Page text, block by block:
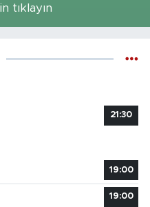
tıklayın
21:30
19:00
19:00